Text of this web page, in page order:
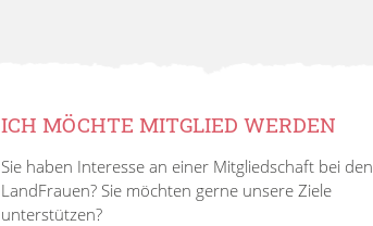
ICH MÖCHTE MITGLIED WERDEN
Sie haben Interesse an einer Mitgliedschaft bei den
LandFrauen? Sie möchten gerne unsere Ziele
unterstützen?